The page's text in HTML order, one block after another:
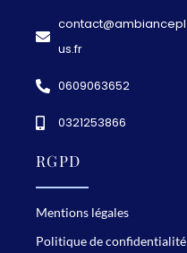
contact@ambiancepl
us.fr
0609063652
0321253866
RGPD
Mentions légales
Politique de confidentialité